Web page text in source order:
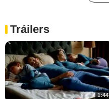
Tráilers
1:44